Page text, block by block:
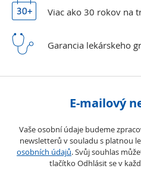
Viac ako 30 rokov na
Garancia lekárskeho
E-mailový
Vaše osobní údaje budeme
newsletterů v souladu s platnou
osobních údajů. Svůj souhlas
tlačítko Odhlásit se v